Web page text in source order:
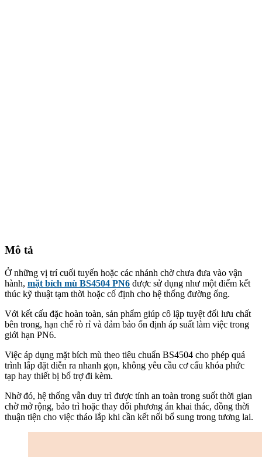
Mô tả
Ở những vị trí cuối tuyến hoặc các nhánh chờ chưa đưa vào vận
hành, mặt bích mù BS4504 PN6 được sử dụng như một điểm kết
thúc kỹ thuật tạm thời hoặc cố định cho hệ thống đường ống.
Với kết cấu đặc hoàn toàn, sản phẩm giúp cô lập tuyệt đối lưu chất
bên trong, hạn chế rò rỉ và đảm bảo ổn định áp suất làm việc trong
giới hạn PN6.
Việc áp dụng mặt bích mù theo tiêu chuẩn BS4504 cho phép quá
trình lắp đặt diễn ra nhanh gọn, không yêu cầu cơ cấu khóa phức
tạp hay thiết bị bổ trợ đi kèm.
Nhờ đó, hệ thống vẫn duy trì được tính an toàn trong suốt thời gian
chờ mở rộng, bảo trì hoặc thay đổi phương án khai thác, đồng thời
thuận tiện cho việc tháo lắp khi cần kết nối bổ sung trong tương lai.